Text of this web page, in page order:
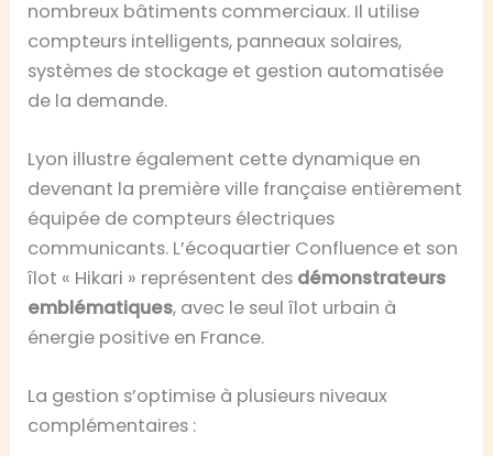
nombreux bâtiments commerciaux. Il utilise
compteurs intelligents, panneaux solaires,
systèmes de stockage et gestion automatisée
de la demande.
Lyon illustre également cette dynamique en
devenant la première ville française entièrement
équipée de compteurs électriques
communicants. L’écoquartier Confluence et son
îlot « Hikari » représentent des démonstrateurs
emblématiques, avec le seul îlot urbain à
énergie positive en France.
La gestion s’optimise à plusieurs niveaux
complémentaires :